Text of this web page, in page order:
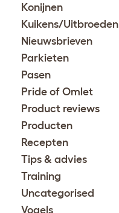
Konijnen
Kuikens/Uitbroeden
Nieuwsbrieven
Parkieten
Pasen
Pride of Omlet
Product reviews
Producten
Recepten
Tips & advies
Training
Uncategorised
Vogels